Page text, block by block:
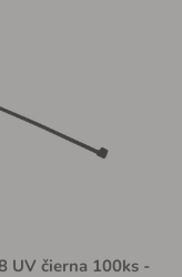
UV čierna 100ks -